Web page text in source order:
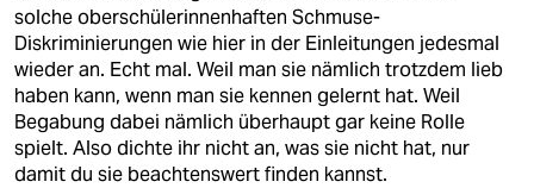
solche oberschülerinnenhaften Schmuse-
Diskriminierungen wie hier in der Einleitungen jedesmal
wieder an. Echt mal. Weil man sie nämlich trotzdem lieb
haben kann, wenn man sie kennen gelernt hat. Weil
Begabung dabei nämlich überhaupt gar keine Rolle
spielt. Also dichte ihr nicht an, was sie nicht hat, nur
damit du sie beachtenswert finden kannst.